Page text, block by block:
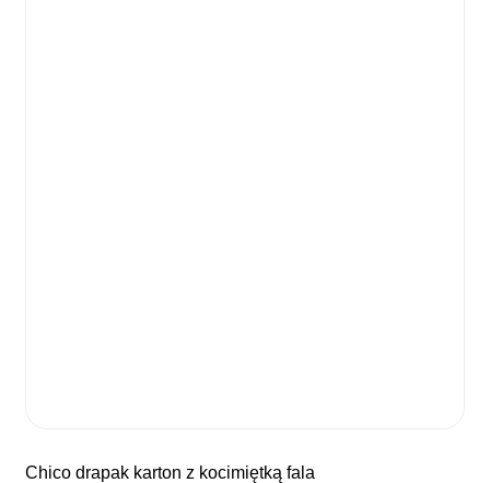
chico drapak karton z kocimiętką fala